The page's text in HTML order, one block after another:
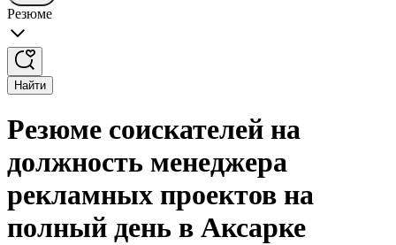
Резюме
Найти
Резюме соискателей на
должность менеджера
рекламных проектов на
полный день в Аксарке